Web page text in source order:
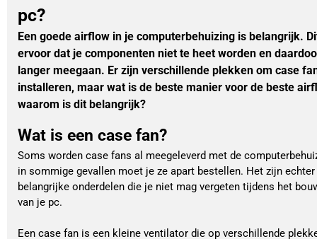
pc?
Een goede airflow in je computerbehuizing is belangrijk.
ervoor dat je componenten niet te heet worden en
langer meegaan. Er zijn verschillende plekken om case
installeren, maar wat is de beste manier voor de beste
waarom is dit belangrijk?
Wat is een case fan?
Soms worden case fans al meegeleverd met de
in sommige gevallen moet je ze apart bestellen. Het zijn echter
belangrijke onderdelen die je niet mag vergeten tijdens het
van je pc.
Een case fan is een kleine ventilator die op verschillende